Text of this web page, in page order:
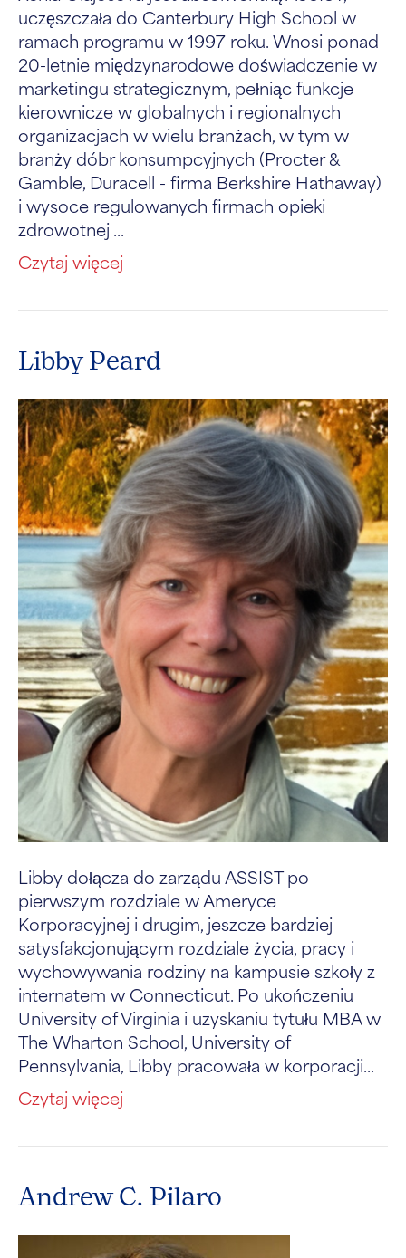
uczęszczała do Canterbury High School w
ramach programu w 1997 roku. Wnosi ponad
20-letnie międzynarodowe doświadczenie w
marketingu strategicznym, pełniąc funkcje
kierownicze w globalnych i regionalnych
organizacjach w wielu branżach, w tym w
branży dóbr konsumpcyjnych (Procter &
Gamble, Duracell - firma Berkshire Hathaway)
i wysoce regulowanych firmach opieki
zdrowotnej ...
Czytaj więcej
Libby Peard
Libby dołącza do zarządu ASSIST po
pierwszym rozdziale w Ameryce
Korporacyjnej i drugim, jeszcze bardziej
satysfakcjonującym rozdziale życia, pracy i
wychowywania rodziny na kampusie szkoły z
internatem w Connecticut. Po ukończeniu
University of Virginia i uzyskaniu tytułu MBA w
The Wharton School, University of
Pennsylvania, Libby pracowała w korporacji...
Czytaj więcej
Andrew C. Pilaro